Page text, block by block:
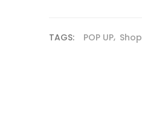
TAGS: POP UP Shop